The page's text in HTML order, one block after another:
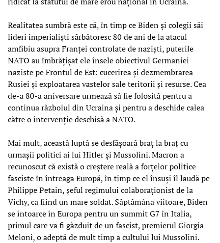
Realitatea sumbră este că, în timp ce Biden și colegii săi
lideri imperialiști sărbătoresc 80 de ani de la atacul
amfibiu asupra Franței controlate de naziști, puterile
NATO au îmbrățișat ele însele obiectivul Germaniei
naziste pe Frontul de Est: cucerirea și dezmembrarea
Rusiei și exploatarea vastelor sale teritorii și resurse. Cea
de-a 80-a aniversare urmează să fie folosită pentru a
continua războiul din Ucraina și pentru a deschide calea
către o intervenție deschisă a NATO.
Mai mult, această luptă se desfășoară braț la braț cu
urmașii politici ai lui Hitler și Mussolini. Macron a
recunoscut că există o creștere reală a forțelor politice
fasciste în întreaga Europă, în timp ce el însuși îl laudă pe
Philippe Petain, șeful regimului colaboraționist de la
Vichy, ca fiind un mare soldat. Săptămâna viitoare, Biden
se întoarce în Europa pentru un summit G7 în Italia,
primul care va fi găzduit de un fascist, premierul Giorgia
Meloni, o adeptă de mult timp a cultului lui Mussolini.